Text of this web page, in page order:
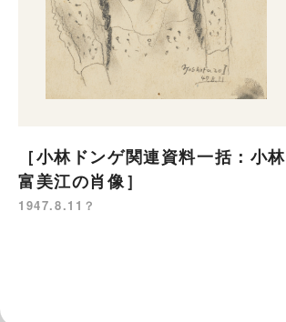
［小林ドンゲ関連資料一括：小林
富美江の肖像］
1947.8.11？